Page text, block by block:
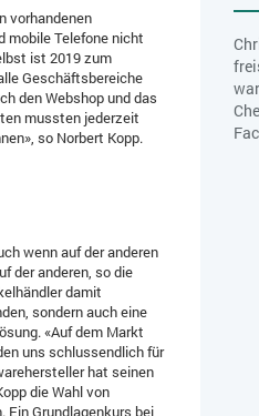
vorhandenen
mobile Telefone nicht
ist 2019 zum
Geschäftsbereiche
den Webshop und das
mussten jederzeit
so Norbert Kopp.
wenn auf der anderen
der anderen, so die
damit
sondern auch eine
«Auf dem Markt
uns schlussendlich für
hat seinen
die Wahl von
Ein Grundlagenkurs bei